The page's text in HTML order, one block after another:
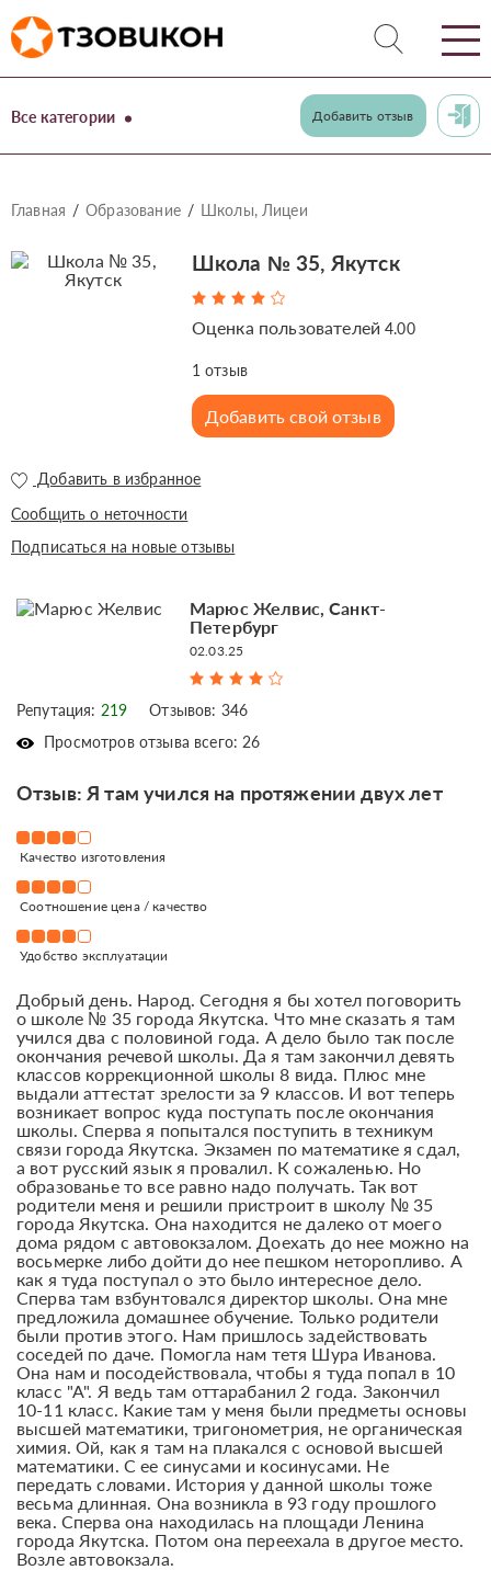
Все категории Добавить отзыв
Главная Образование Школы, Лицеи
Школа № 35, Якутск
Оценка пользователей4.00
1 отзыв
Добавить свой отзыв
Добавить в избранное
Сообщить о неточности
Подписаться на новые отзывы
Марюс Желвис, Санкт-
Петербург
02.03.25
Репутация: 219
Отзывов: 346
Просмотров отзыва всего: 26
Отзыв: Я там учился на протяжении двух лет
Качество изготовления
Соотношение цена / качество
Удобство эксплуатации
Добрый день. Народ. Сегодня я бы хотел поговорить
о школе № 35 города Якутска. Что мне сказать я там
учился два с половиной года. А дело было так после
окончания речевой школы. Да я там закончил девять
классов коррекционной школы 8 вида. Плюс мне
выдали аттестат зрелости за 9 классов. И вот теперь
возникает вопрос куда поступать после окончания
школы. Сперва я попытался поступить в техникум
связи города Якутска. Экзамен по математике я сдал,
а вот русский язык я провалил. К сожаленью. Но
образованье то все равно надо получать. Так вот
родители меня и решили пристроит в школу № 35
города Якутска. Она находится не далеко от моего
дома рядом с автовокзалом. Доехать до нее можно на
восьмерке либо дойти до нее пешком неторопливо. А
как я туда поступал о это было интересное дело.
Сперва там взбунтовался директор школы. Она мне
предложила домашнее обучение. Только родители
были против этого. Нам пришлось задействовать
соседей по даче. Помогла нам тетя Шура Иванова.
Она нам и посодействовала, чтобы я туда попал в 10
класс "А". Я ведь там оттарабанил 2 года. Закончил
10-11 класс. Какие там у меня были предметы основы
высшей математики, тригонометрия, не органическая
химия. Ой, как я там на плакался с основой высшей
математики. С ее синусами и косинусами. Не
передать словами. История у данной школы тоже
весьма длинная. Она возникла в 93 году прошлого
века. Сперва она находилась на площади Ленина
города Якутска. Потом она переехала в другое место.
Возле автовокзала.